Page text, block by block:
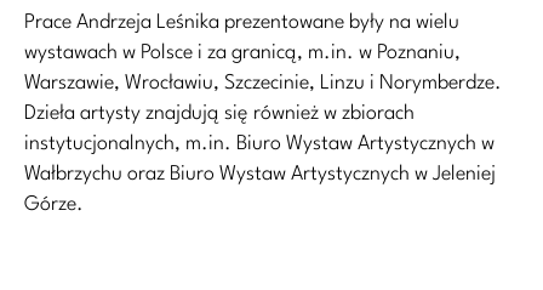
Prace Andrzeja Leśnika prezentowane były na wielu
wystawach w Polsce i za granicą, m.in. w Poznaniu,
Warszawie, Wrocławiu, Szczecinie, Linzu i Norymberdze.
Dzieła artysty znajdują się również w zbiorach
instytucjonalnych, m.in. Biuro Wystaw Artystycznych w
Wałbrzychu oraz Biuro Wystaw Artystycznych w Jeleniej
Górze.